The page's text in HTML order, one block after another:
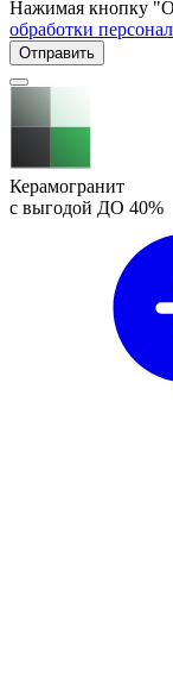
Нажимая кнопку
обработки
Отправить
Керамогранит
с выгодой ДО 40%